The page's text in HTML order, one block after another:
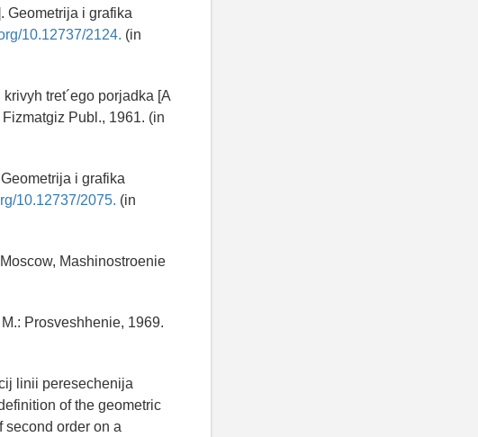
Geometrija i grafika
10.12737/2124. (in
tret´ego porjadka [A
Publ., 1961. (in
i grafika
10.12737/2075. (in
Mashinostroenie
Prosveshhenie, 1969.
linii peresechenija
of the geometric
second order on a